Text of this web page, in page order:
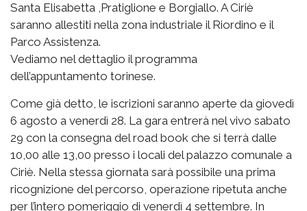
Santa Elisabetta ,Pratiglione e Borgiallo. A Ciriè
saranno allestiti nella zona industriale il Riordino e il
Parco Assistenza.
Vediamo nel dettaglio il programma
dell’appuntamento torinese.
Come già detto, le iscrizioni saranno aperte da giovedì
6 agosto a venerdì 28. La gara entrerà nel vivo sabato
29 con la consegna del road book che si terrà dalle
10,00 alle 13,00 presso i locali del palazzo comunale a
Ciriè. Nella stessa giornata sarà possibile una prima
ricognizione del percorso, operazione ripetuta anche
per l’intero pomeriggio di venerdì 4 settembre. In